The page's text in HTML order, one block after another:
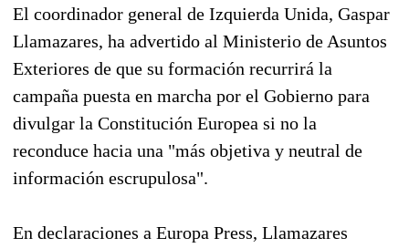
El coordinador general de Izquierda Unida, Gaspar
Llamazares, ha advertido al Ministerio de Asuntos
Exteriores de que su formación recurrirá la
campaña puesta en marcha por el Gobierno para
divulgar la Constitución Europea si no la
reconduce hacia una "más objetiva y neutral de
información escrupulosa".
En declaraciones a Europa Press, Llamazares